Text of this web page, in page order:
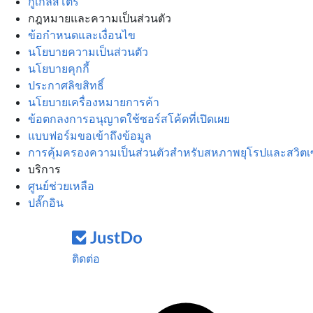
กฎหมายและความเป็นส่วนตัว
ข้อกำหนดและเงื่อนไข
นโยบายความเป็นส่วนตัว
นโยบายคุกกี้
ประกาศลิขสิทธิ์
นโยบายเครื่องหมายการค้า
ข้อตกลงการอนุญาตใช้ซอร์สโค้ดที่เปิดเผย
แบบฟอร์มขอเข้าถึงข้อมูล
การคุ้มครองความเป็นส่วนตัวสำหรับสหภาพยุโรปและสวิต
บริการ
ศูนย์ช่วยเหลือ
ปลั๊กอิน
ติดต่อ